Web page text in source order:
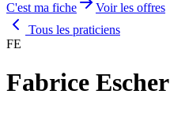
C'est ma fiche
Voir les offres
Tous les praticiens
FE
Fabrice Escher